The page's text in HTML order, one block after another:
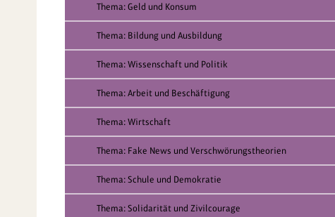
Thema: Geld und Konsum
Thema: Bildung und Ausbildung
Thema: Wissenschaft und Politik
Thema: Arbeit und Beschäftigung
Thema: Wirtschaft
Thema: Fake News und Verschwörungstheorien
Thema: Schule und Demokratie
Thema: Solidarität und Zivilcourage